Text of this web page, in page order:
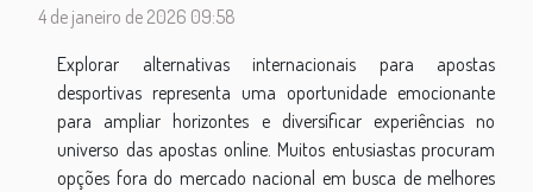
4 de janeiro de 2026 09:58
Explorar alternativas internacionais para apostas
desportivas representa uma oportunidade emocionante
para ampliar horizontes e diversificar experiências no
universo das apostas online. Muitos entusiastas procuram
opções fora do mercado nacional em busca de melhores